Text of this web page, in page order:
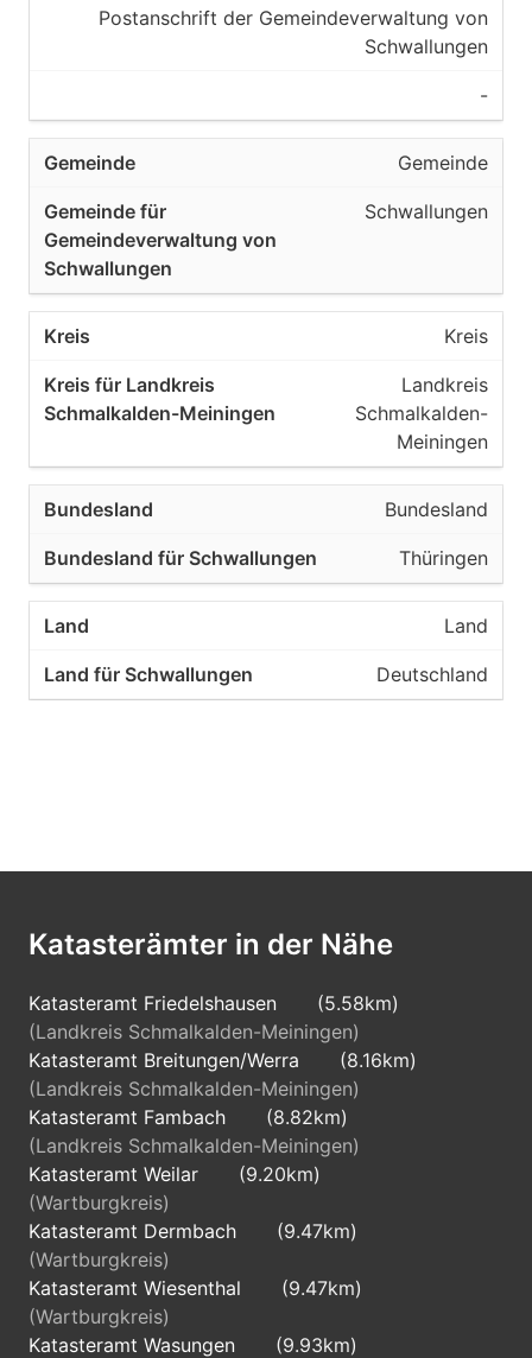
Postanschrift der Gemeindeverwaltung von
Schwallungen
-
Gemeinde
Schwallungen
Kreis
Landkreis
Schmalkalden-
Meiningen
Bundesland
Thüringen
Land
Deutschland
Katasterämter in der Nähe
Katasteramt Friedelshausen
(5.58km)
(Landkreis Schmalkalden-Meiningen)
Katasteramt Breitungen/Werra
(8.16km)
(Landkreis Schmalkalden-Meiningen)
Katasteramt Fambach
(8.82km)
(Landkreis Schmalkalden-Meiningen)
Katasteramt Weilar
(9.20km)
(Wartburgkreis)
Katasteramt Dermbach
(9.47km)
(Wartburgkreis)
Katasteramt Wiesenthal
(9.47km)
(Wartburgkreis)
Katasteramt Wasungen
(9.93km)